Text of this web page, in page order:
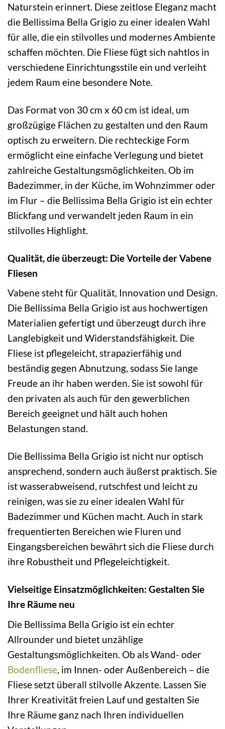
Naturstein erinnert. Diese zeitlose Eleganz macht
die Bellissima Bella Grigio zu einer idealen Wahl
für alle, die ein stilvolles und modernes Ambiente
schaffen möchten. Die Fliese fügt sich nahtlos in
verschiedene Einrichtungsstile ein und verleiht
jedem Raum eine besondere Note.
Das Format von 30 cm x 60 cm ist ideal, um
großzügige Flächen zu gestalten und den Raum
optisch zu erweitern. Die rechteckige Form
ermöglicht eine einfache Verlegung und bietet
zahlreiche Gestaltungsmöglichkeiten. Ob im
Badezimmer, in der Küche, im Wohnzimmer oder
im Flur – die Bellissima Bella Grigio ist ein echter
Blickfang und verwandelt jeden Raum in ein
stilvolles Highlight.
Qualität, die überzeugt: Die Vorteile der Vabene
Fliesen
Vabene steht für Qualität, Innovation und Design.
Die Bellissima Bella Grigio ist aus hochwertigen
Materialien gefertigt und überzeugt durch ihre
Langlebigkeit und Widerstandsfähigkeit. Die
Fliese ist pflegeleicht, strapazierfähig und
beständig gegen Abnutzung, sodass Sie lange
Freude an ihr haben werden. Sie ist sowohl für
den privaten als auch für den gewerblichen
Bereich geeignet und hält auch hohen
Belastungen stand.
Die Bellissima Bella Grigio ist nicht nur optisch
ansprechend, sondern auch äußerst praktisch. Sie
ist wasserabweisend, rutschfest und leicht zu
reinigen, was sie zu einer idealen Wahl für
Badezimmer und Küchen macht. Auch in stark
frequentierten Bereichen wie Fluren und
Eingangsbereichen bewährt sich die Fliese durch
ihre Robustheit und Pflegeleichtigkeit.
Vielseitige Einsatzmöglichkeiten: Gestalten Sie
Ihre Räume neu
Die Bellissima Bella Grigio ist ein echter
Allrounder und bietet unzählige
Gestaltungsmöglichkeiten. Ob als Wand- oder
Bodenfliese, im Innen- oder Außenbereich – die
Fliese setzt überall stilvolle Akzente. Lassen Sie
Ihrer Kreativität freien Lauf und gestalten Sie
Ihre Räume ganz nach Ihren individuellen